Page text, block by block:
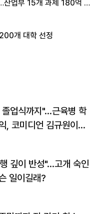
산업부 15개 과제 180억 지
개 대학 선정
업식까지"…근육병 학
, 코미디언 김규원이었
깊이 반성"…고개 숙인
일이길래?